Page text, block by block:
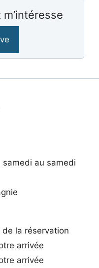
au samedi
la réservation
arrivée
arrivée